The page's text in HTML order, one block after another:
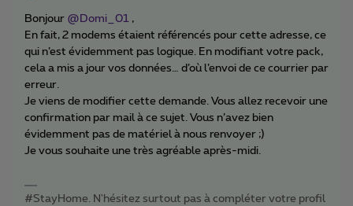
Bonjour @Domi_01 ,
En fait, 2 modems étaient référencés pour cette adresse, ce
qui n’est évidemment pas logique. En modifiant votre pack,
cela a mis a jour vos données… d’où l’envoi de ce courrier par
erreur.
Je viens de modifier cette demande. Vous allez recevoir une
confirmation par mail à ce sujet. Vous n’avez bien
évidemment pas de matériel à nous renvoyer ;)
Je vous souhaite une très agréable après-midi.
#StayHome. N'hésitez surtout pas à compléter votre profil